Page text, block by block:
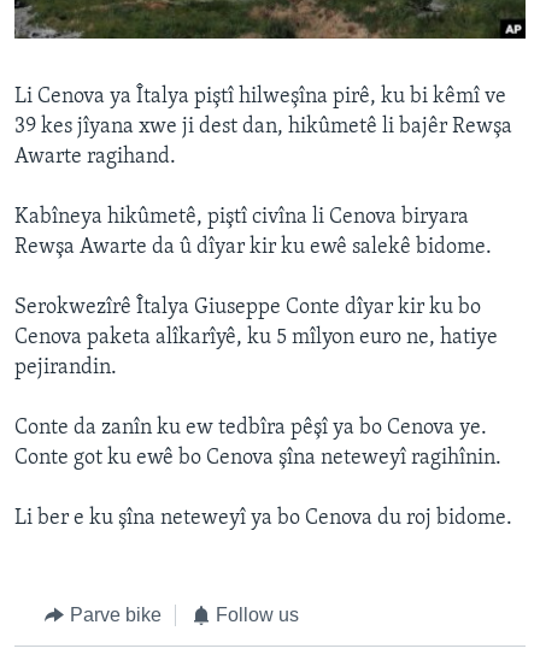
ÇAND Û HUNER
SORANÎ
Learning English
FOLLOW US
Zimanên Din
Li Cenova ya Îtalya piştî hilweşîna pirê, ku bi kêmî ve
39 kes jîyana xwe ji dest dan, hikûmetê li bajêr Rewşa
Awarte ragihand.
Kabîneya hikûmetê, piştî civîna li Cenova biryara
Rewşa Awarte da û dîyar kir ku ewê salekê bidome.
Serokwezîrê Îtalya Giuseppe Conte dîyar kir ku bo
Cenova paketa alîkarîyê, ku 5 mîlyon euro ne, hatiye
pejirandin.
Conte da zanîn ku ew tedbîra pêşî ya bo Cenova ye.
Conte got ku ewê bo Cenova şîna neteweyî ragihînin.
Li ber e ku şîna neteweyî ya bo Cenova du roj bidome.
Parve bike Follow us